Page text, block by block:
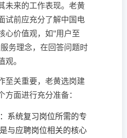
未来的工作表现。老黄
试前应充分了解中国电
心价值观，如"用户至
务理念，在回答问题时
。
至关重要，老黄选岗建
方面进行充分准备：
：系统复习岗位所需的专
与应聘岗位相关的核心